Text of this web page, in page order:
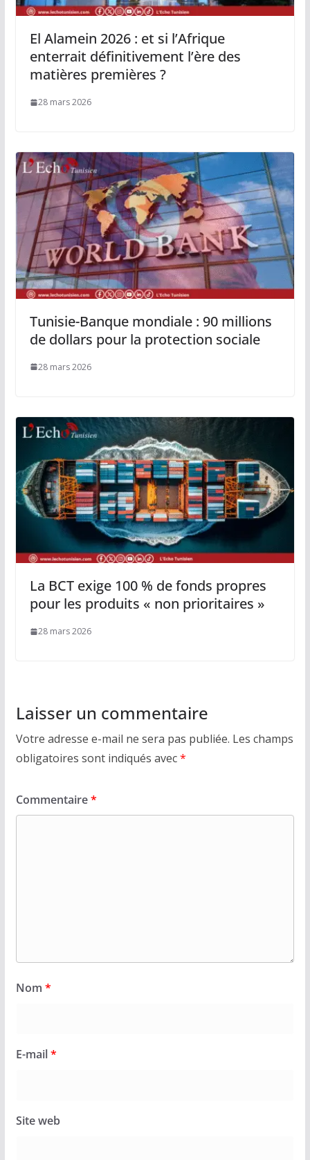
El Alamein 2026 : et si l’Afrique
enterrait définitivement l’ère des
matières premières ?
28 mars 2026
Tunisie-Banque mondiale : 90 millions
de dollars pour la protection sociale
28 mars 2026
La BCT exige 100 % de fonds propres
pour les produits « non prioritaires »
28 mars 2026
Laisser un commentaire
Votre adresse e-mail ne sera pas publiée. Les champs
obligatoires sont indiqués avec*
Commentaire*
Nom *
E-mail*
Site web